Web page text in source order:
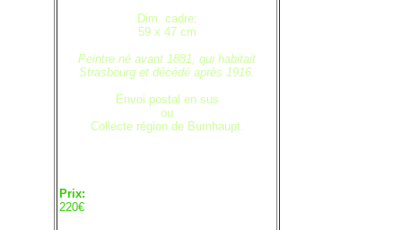
Dim. cadre:
59 x 47 cm
Peintre né avant 1881, qui habitait
Strasbourg et décédé après 1916.
Envoi postal en sus
ou
Collecte région de Burnhaupt.
Prix:
220€